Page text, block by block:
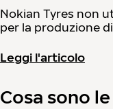
Nokian Tyres non
per la produzione
Leggi l'articolo
Cosa sono